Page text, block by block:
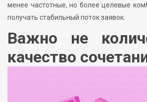
менее частотные, но более целевые
получать стабильный поток заявок.
Важно не
качество